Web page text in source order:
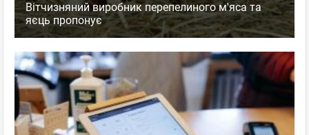
Вітчизняний виробник перепелиного м'яса та
яєць пропонує